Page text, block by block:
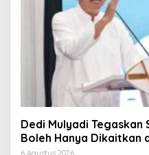
Dedi Mulyadi Tegaskan
Boleh Hanya Dikaitkan